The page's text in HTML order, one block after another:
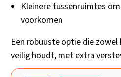
Kleinere tussenruimtes
voorkomen
Een robuuste optie die zowel
veilig houdt, met extra